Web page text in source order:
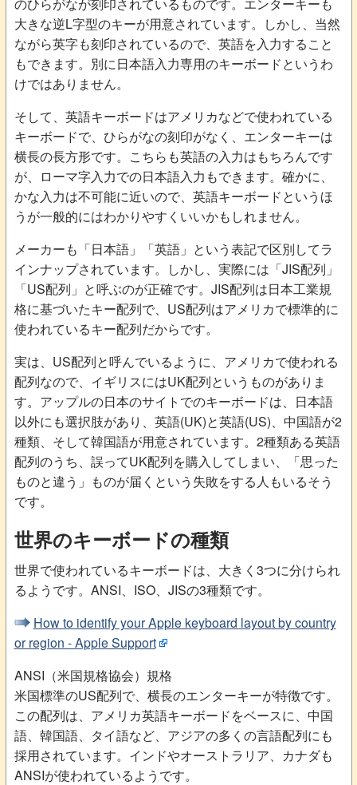
大きな逆L字型のキーが用意されています。しかし、当然
ながら英字も刻印されているので、英語を入力すること
もできます。別に日本語入力専用のキーボードというわ
けではありません。
そして、英語キーボードはアメリカなどで使われている
キーボードで、ひらがなの刻印がなく、エンターキーは
横長の長方形です。こちらも英語の入力はもちろんです
が、ローマ字入力での日本語入力もできます。確かに、
かな入力は不可能に近いので、英語キーボードというほ
うが一般的にはわかりやすくいいかもしれません。
メーカーも「日本語」「英語」という表記で区別してラ
インナップされています。しかし、実際には「JIS配列」
「US配列」と呼ぶのが正確です。JIS配列は日本工業規
格に基づいたキー配列で、US配列はアメリカで標準的に
使われているキー配列だからです。
実は、US配列と呼んでいるように、アメリカで使われる
配列なので、イギリスにはUK配列というものがありま
す。アップルの日本のサイトでのキーボードは、日本語
以外にも選択肢があり、英語(UK)と英語(US)、中国語が2
種類、そして韓国語が用意されています。2種類ある英語
配列のうち、誤ってUK配列を購入してしまい、「思った
ものと違う」ものが届くという失敗をする人もいるそう
です。
世界のキーボードの種類
世界で使われているキーボードは、大きく3つに分けられ
るようです。ANSI、ISO、JISの3種類です。
How to identify your Apple keyboard layout by country
or region - Apple Support
ANSI（米国規格協会）規格
米国標準のUS配列で、横長のエンターキーが特徴です。
この配列は、アメリカ英語キーボードをベースに、中国
語、韓国語、タイ語など、アジアの多くの言語配列にも
採用されています。インドやオーストラリア、カナダも
ANSIが使われているようです。